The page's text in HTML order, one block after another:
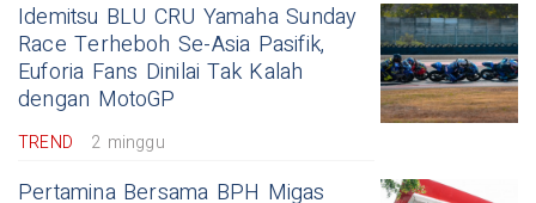
Idemitsu BLU CRU Yamaha Sunday
Race Terheboh Se-Asia Pasifik,
Euforia Fans Dinilai Tak Kalah
dengan MotoGP
TREND 2 minggu
Pertamina Bersama BPH Migas